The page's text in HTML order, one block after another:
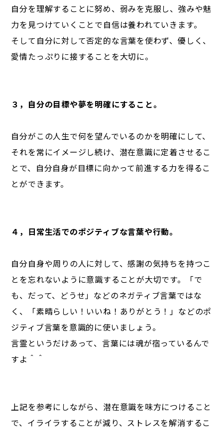
自分を理解することに努め、弱みを克服し、強みや魅
力を見つけていくことで自信は養われていきます。
そして自分に対して否定的な言葉を使わず、優しく、
愛情たっぷりに接することを大切に。
３，自分の目標や夢を明確にすること。
自分がこの人生で何を望んでいるのかを明確にして、
それを常にイメージし続け、潜在意識に定着させるこ
とで、自分自身が目標に向かって前進する力を得るこ
とができます。
４，日常生活でのポジティブな言葉や行動。
自分自身や周りの人に対して、感謝の気持ちを持つこ
とを忘れないように意識することが大切です。「で
も、だって、どうせ」などのネガティブ言葉ではな
く、「素晴らしい！いいね！ありがとう！」などのポ
ジティブ言葉を意識的に使いましょう。
言霊というだけあって、言葉には魂が宿っているんで
すよ＾＾
上記を参考にしながら、潜在意識を味方につけること
で、イライラすることが減り、ストレスを解消するこ